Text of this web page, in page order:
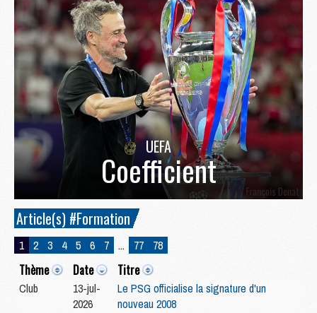
UEFA
Coefficient
Article(s) #Formation
1 2 3 4 5 6 7 ... 77 78
Thème Date Titre
Club
13-jul-
2026
Le PSG officialise la signature d'un
nouveau 2008